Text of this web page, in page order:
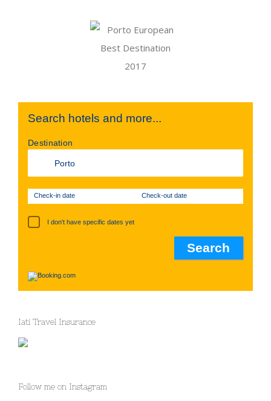
Search hotels and more...
Destination
Check-in date Check-out date
I don't have specific dates yet
Iati Travel Insurance
Follow me on Instagram